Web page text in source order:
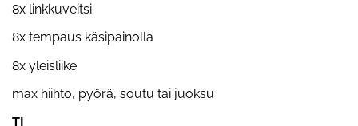
8x linkkuveitsi
8x tempaus käsipainolla
8x yleisliike
max hiihto, pyörä, soutu tai juoksu
TI